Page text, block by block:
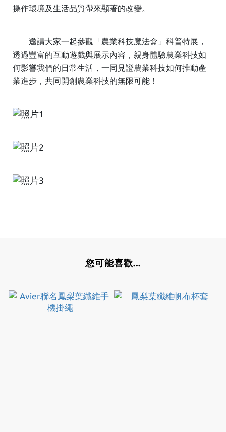
操作環境及生活品質帶來顯著的改變。
邀請大家一起參觀「農業科技魔法盒」科普特展，
透過豐富的互動遊戲與展示內容，親身體驗農業科技如
何影響我們的日常生活，一同見證農業科技如何推動產
業進步，共同開創農業科技的無限可能！
您可能喜歡...